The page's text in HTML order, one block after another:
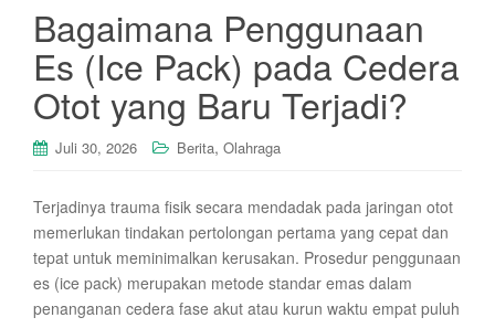
Bagaimana Penggunaan
Es (Ice Pack) pada Cedera
Otot yang Baru Terjadi?
Juli 30, 2026 Berita, Olahraga
Terjadinya trauma fisik secara mendadak pada jaringan otot
memerlukan tindakan pertolongan pertama yang cepat dan
tepat untuk meminimalkan kerusakan. Prosedur penggunaan
es (ice pack) merupakan metode standar emas dalam
penanganan cedera fase akut atau kurun waktu empat puluh